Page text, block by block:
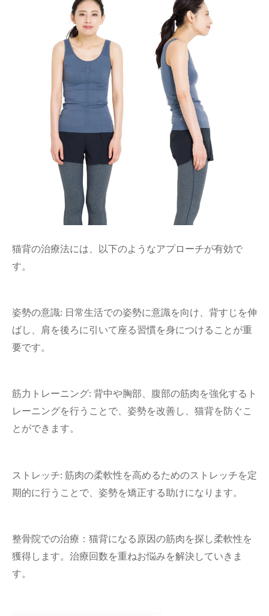
猫背の治療法には、以下のようなアプローチが有効で
す。
姿勢の意識: 日常生活での姿勢に意識を向け、背すじを伸
ばし、肩を後ろに引いて座る習慣を身につけることが重
要です。
筋力トレーニング: 背中や胸部、腹部の筋肉を強化するト
レーニングを行うことで、姿勢を改善し、猫背を防ぐこ
とができます。
ストレッチ: 筋肉の柔軟性を高めるためのストレッチを定
期的に行うことで、姿勢を矯正する助けになります。
整骨院での治療：猫背になる原因の筋肉を探し柔軟性を
獲得します。治療回数を重ねお悩みを解決していきま
す。